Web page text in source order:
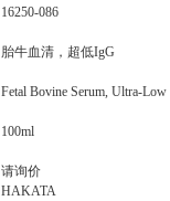
16250-086
胎牛血清，超低IgG
Fetal Bovine Serum, Ultra-
100ml
请询价
HAKATA